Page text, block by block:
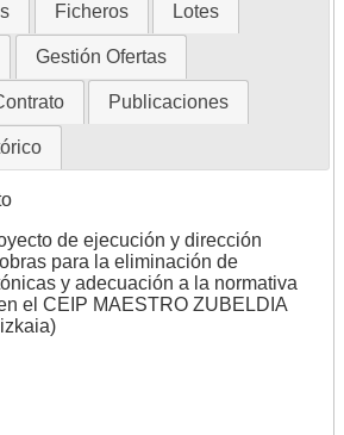
Ficheros Lotes
Gestión Ofertas
Publicaciones
de ejecución y dirección
para la eliminación de
y adecuación a la normativa
el CEIP MAESTRO ZUBELDIA